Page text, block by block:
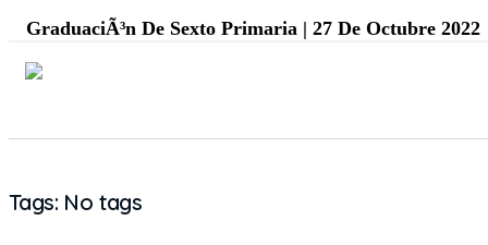
GraduaciÃ³n De Sexto Primaria | 27 De Octubre 2022
Tags: No tags